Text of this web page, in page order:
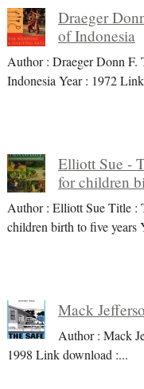
Draeger
of Indonesia
Author : Draeger Donn F.
Indonesia Year : 1972 Link
Elliott Sue -
for children
Author : Elliott Sue Title :
children birth to five years
Mack
Author : Mack
1998 Link download :...